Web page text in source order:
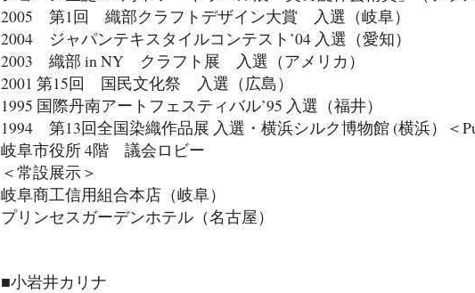
2005 第1回 織部クラフトデザイン大賞 入選（岐阜）
2004 ジャパンテキスタイルコンテスト’04 入選（愛知）
2003 織部 in NY クラフト展 入選（アメリカ）
2001 第15回 国民文化祭 入選（広島）
1995 国際丹南アートフェスティバル’95 入選（福井）
1994 第13回全国染織作品展 入選・横浜シルク博物館 (横浜）＜
岐阜市役所 4階 議会ロビー
＜常設展示＞
岐阜商工信用組合本店（岐阜）
プリンセスガーデンホテル（名古屋）
■小岩井カリナ